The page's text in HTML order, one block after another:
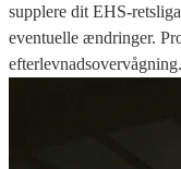
supplere dit EHS-
eventuelle ændringer.
efterlevnadsovervågning.